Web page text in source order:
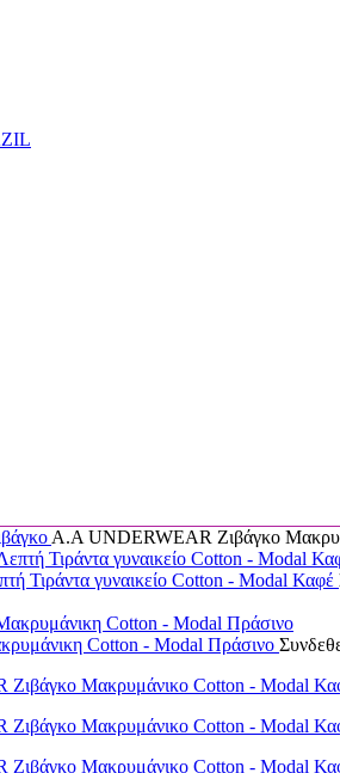
Α.A UNDERWEAR Ζιβάγκο
Τιράντα γυναικείο Cotton - Modal Καφέ
Cotton - Modal Πράσινο